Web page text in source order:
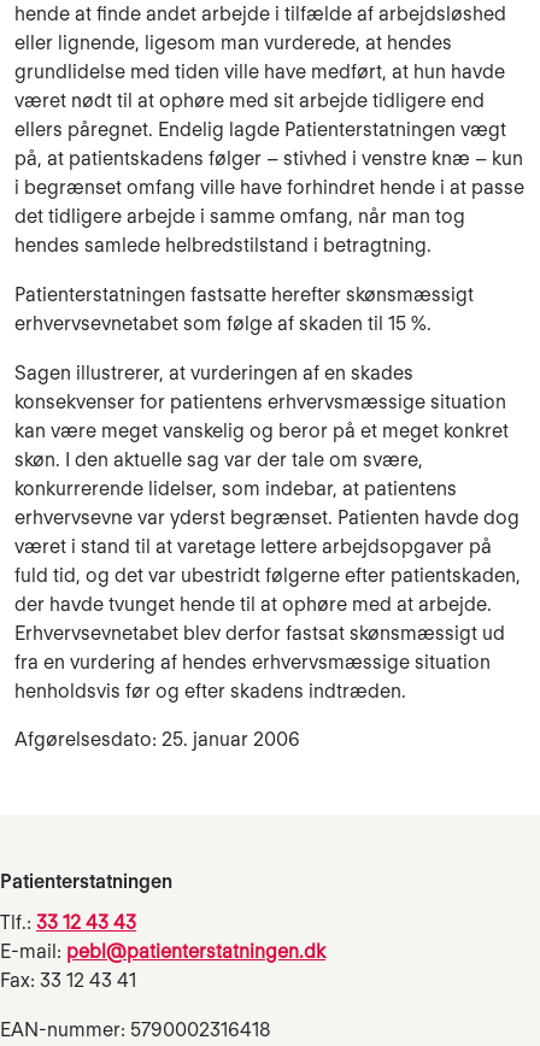
hende at finde andet arbejde i tilfælde af arbejdsløshed
eller lignende, ligesom man vurderede, at hendes
grundlidelse med tiden ville have medført, at hun havde
været nødt til at ophøre med sit arbejde tidligere end
ellers påregnet. Endelig lagde Patienterstatningen vægt
på, at patientskadens følger – stivhed i venstre knæ – kun
i begrænset omfang ville have forhindret hende i at passe
det tidligere arbejde i samme omfang, når man tog
hendes samlede helbredstilstand i betragtning.
Patienterstatningen fastsatte herefter skønsmæssigt
erhvervsevnetabet som følge af skaden til 15 %.
Sagen illustrerer, at vurderingen af en skades
konsekvenser for patientens erhvervsmæssige situation
kan være meget vanskelig og beror på et meget konkret
skøn. I den aktuelle sag var der tale om svære,
konkurrerende lidelser, som indebar, at patientens
erhvervsevne var yderst begrænset. Patienten havde dog
været i stand til at varetage lettere arbejdsopgaver på
fuld tid, og det var ubestridt følgerne efter patientskaden,
der havde tvunget hende til at ophøre med at arbejde.
Erhvervsevnetabet blev derfor fastsat skønsmæssigt ud
fra en vurdering af hendes erhvervsmæssige situation
henholdsvis før og efter skadens indtræden.
Afgørelsesdato: 25. januar 2006
Patienterstatningen
Tlf.: 33 12 43 43
E-mail: pebl@patienterstatningen.dk
Fax: 33 12 43 41
EAN-nummer: 5790002316418